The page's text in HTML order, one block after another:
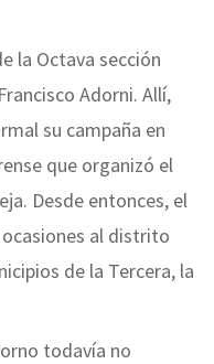
la Octava sección
Adorni. Allí,
su campaña en
que organizó el
Desde entonces, el
al distrito
de la Tercera, la
todavía no